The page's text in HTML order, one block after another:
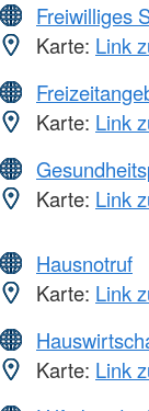
Freiwilliges
Karte: Link
Karte: Link
Karte: Link
Hausnotruf
Karte: Link
Karte: Link